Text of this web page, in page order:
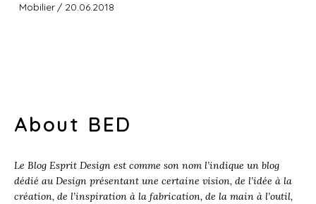
Mobilier / 20.06.2018
About BED
Le Blog Esprit Design est comme son nom l’indique un blog
dédié au Design présentant une certaine vision, de l’idée à la
création, de l’inspiration à la fabrication, de la main à l’outil,